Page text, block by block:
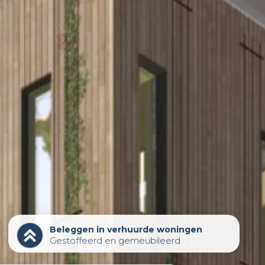
Beleggen in verhuurde woningen
Gestoffeerd en gemeubileerd